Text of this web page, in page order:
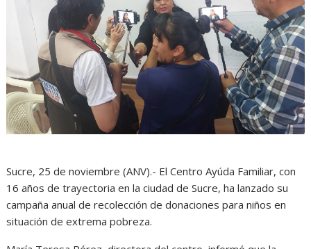
Sucre, 25 de noviembre (ANV).- El Centro Ayúda Familiar, con
16 años de trayectoria en la ciudad de Sucre, ha lanzado su
campaña anual de recolección de donaciones para niños en
situación de extrema pobreza.